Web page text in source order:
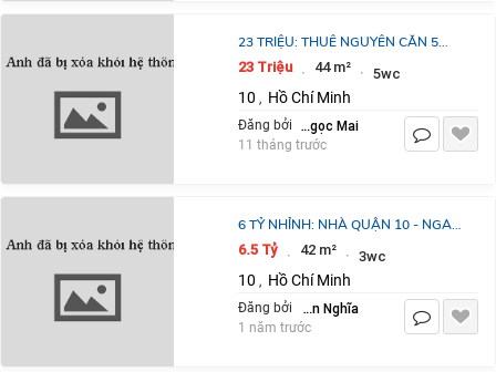
23 TRIỆU: THUÊ NGUYÊN CĂN 5
TẦNG 4 PHÒNG NGỦ- HẺM XE TẢI
THÔNG KHU BẮC HẢI QUẬN 10. VŨ
0933910039
23 Triệu · 44 m² · 5wc
10 , Hồ Chí Minh
Đăng bởi Nguyễn Ngọc Mai
11 tháng trước
6 TỶ NHỈNH: NHÀ QUẬN 10 - NGAY
BỆNH VIỆN 115 - XE HƠI TRONG
NHÀ 4 TẦNG NGANG HƠN 4M. VŨ
0933910039
6.5 Tỷ · 42 m² · 3wc
10 , Hồ Chí Minh
Đăng bởi Phan Nghĩa
1 năm trước